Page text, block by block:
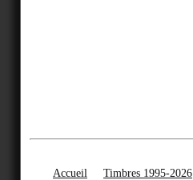
Accueil Timbres 1995-2026